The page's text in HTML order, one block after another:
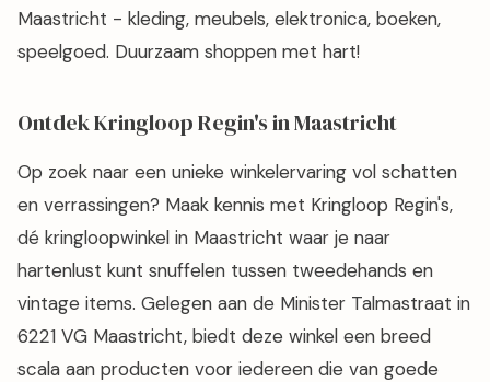
Maastricht - kleding, meubels, elektronica, boeken,
speelgoed. Duurzaam shoppen met hart!
Ontdek Kringloop Regin's in Maastricht
Op zoek naar een unieke winkelervaring vol schatten
en verrassingen? Maak kennis met Kringloop Regin's,
dé kringloopwinkel in Maastricht waar je naar
hartenlust kunt snuffelen tussen tweedehands en
vintage items. Gelegen aan de Minister Talmastraat in
6221 VG Maastricht, biedt deze winkel een breed
scala aan producten voor iedereen die van goede